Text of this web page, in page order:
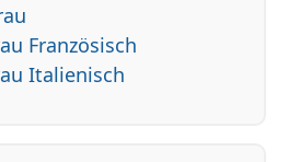
Französisch
Italienisch